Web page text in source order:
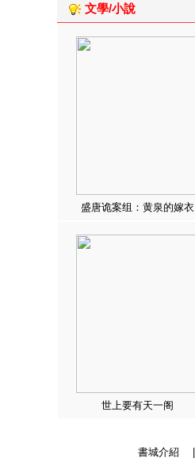
文學/小說
盛唐诡案组：黄泉的嫁衣
世上要有天一阁
書城介紹